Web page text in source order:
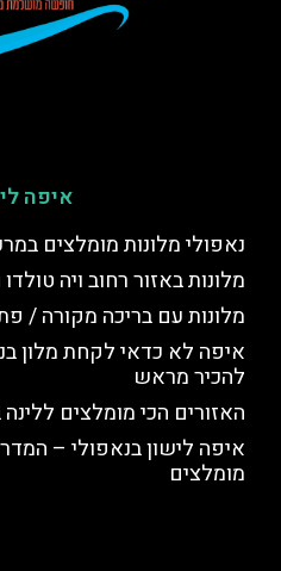
איפה
נאפולי מלונות מומלצים
מלונות באזור רחוב ויה
מלונות עם בריכה מקורה /
איפה לא כדאי לקחת מלון
להכיר מראש
האזורים הכי מומלצים
איפה לישון בנאפולי –
מומלצים